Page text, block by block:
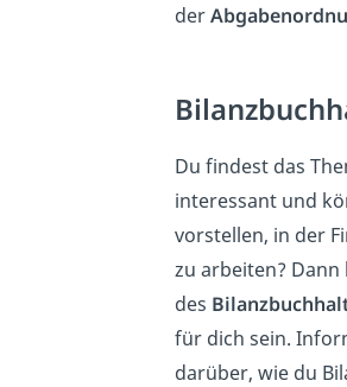
der
Du findest das
interessant und
vorstellen, in der
zu arbeiten?
des
für dich sein.
darüber, wie du